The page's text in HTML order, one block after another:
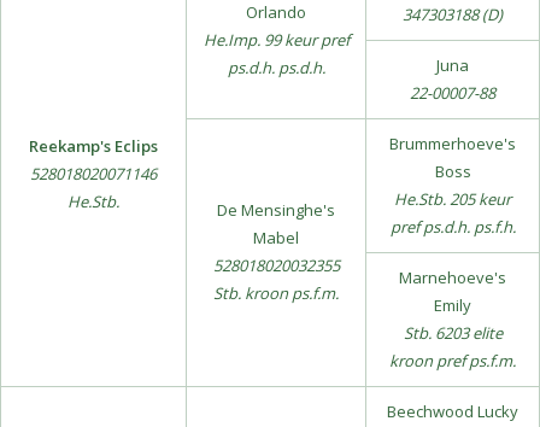
Reekamp's Eclips
528018020071146
He.Stb.
Orlando
He.Imp. 99 keur pref
ps.d.h. ps.d.h.
347303188 (D)
Juna
22-00007-88
De Mensinghe's
Mabel
528018020032355
Stb. kroon ps.f.m.
Brummerhoeve's
Boss
He.Stb. 205 keur
pref ps.d.h. ps.f.h.
Marnehoeve's
Emily
Stb. 6203 elite
kroon pref ps.f.m.
Beechwood Lucky